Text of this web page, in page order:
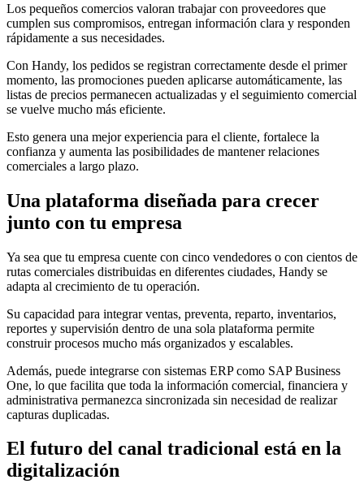
Los pequeños comercios valoran trabajar con proveedores que
cumplen sus compromisos, entregan información clara y responden
rápidamente a sus necesidades.
Con Handy, los pedidos se registran correctamente desde el primer
momento, las promociones pueden aplicarse automáticamente, las
listas de precios permanecen actualizadas y el seguimiento comercial
se vuelve mucho más eficiente.
Esto genera una mejor experiencia para el cliente, fortalece la
confianza y aumenta las posibilidades de mantener relaciones
comerciales a largo plazo.
Una plataforma diseñada para crecer
junto con tu empresa
Ya sea que tu empresa cuente con cinco vendedores o con cientos de
rutas comerciales distribuidas en diferentes ciudades, Handy se
adapta al crecimiento de tu operación.
Su capacidad para integrar ventas, preventa, reparto, inventarios,
reportes y supervisión dentro de una sola plataforma permite
construir procesos mucho más organizados y escalables.
Además, puede integrarse con sistemas ERP como SAP Business
One, lo que facilita que toda la información comercial, financiera y
administrativa permanezca sincronizada sin necesidad de realizar
capturas duplicadas.
El futuro del canal tradicional está en la
digitalización